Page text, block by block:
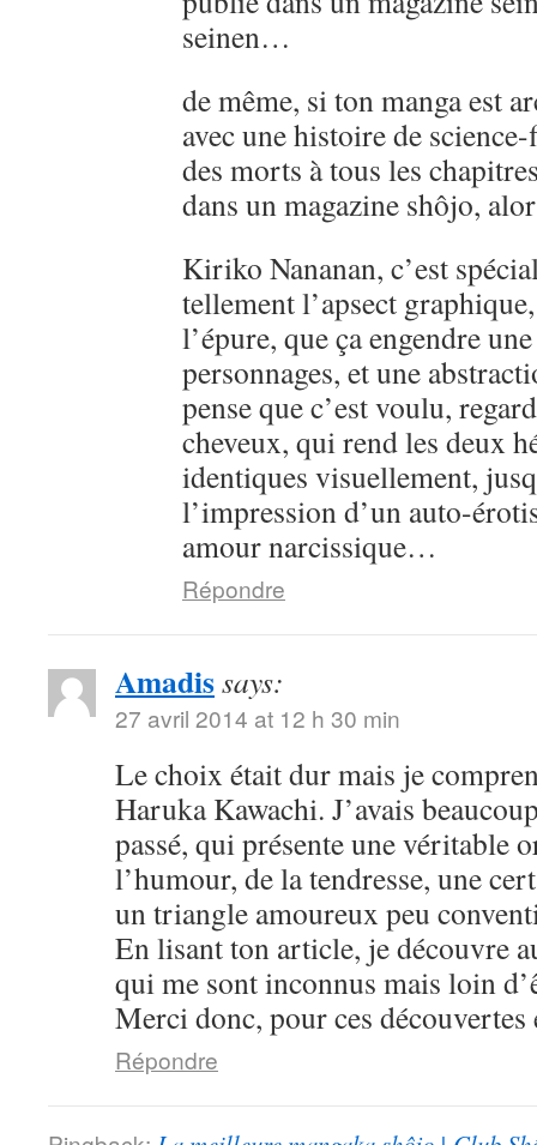
seinen…
de même, si ton manga est
avec une histoire de
des morts à tous les
dans un magazine shôjo,
Kiriko Nananan, c’est
tellement l’apsect
l’épure, que ça engendre
personnages, et une
pense que c’est voulu,
cheveux, qui rend les deux
identiques visuellement,
l’impression d’un auto-
amour narcissique…
Répondre
Amadissays:
27 avril 2014 at 12 h 30 min
Le choix était dur mais je
Haruka Kawachi. J’avais
passé, qui présente une véritable
l’humour, de la tendresse, une
un triangle amoureux peu
En lisant ton article, je découvre
qui me sont inconnus mais loin
Merci donc, pour ces
Répondre